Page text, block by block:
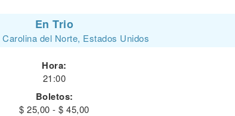
En Trio
del Norte, Estados Unidos
Hora:
21:00
Boletos:
$ 25,00 - $ 45,00